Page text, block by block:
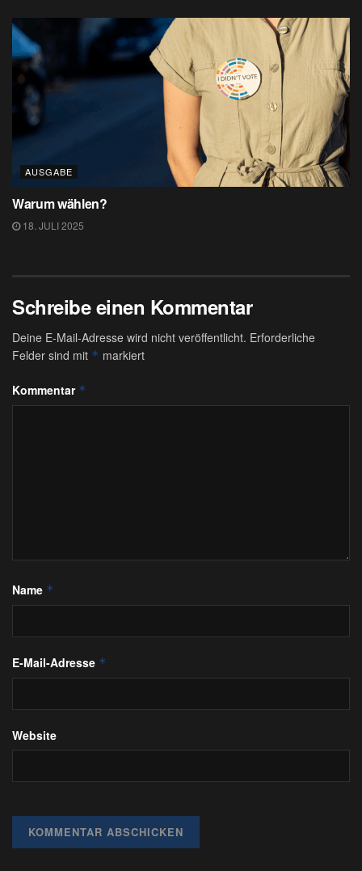
AUSGABE
Warum wählen?
18. JULI 2025
Schreibe einen Kommentar
Deine E-Mail-Adresse wird nicht veröffentlicht. Erforderliche
Felder sind mit * markiert
Kommentar *
Name *
E-Mail-Adresse *
Website